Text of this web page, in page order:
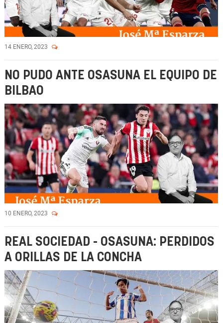
14 ENERO, 2023
NO PUDO ANTE OSASUNA EL EQUIPO DE
BILBAO
10 ENERO, 2023
REAL SOCIEDAD - OSASUNA: PERDIDOS
A ORILLAS DE LA CONCHA